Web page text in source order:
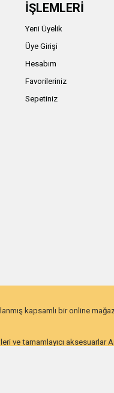
İŞLEMLERİ
Yeni Üyelik
Üye Girişi
Hesabım
Favorileriniz
Sepetiniz
kapsamlı bir online
ve tamamlayıcı aksesuarlar